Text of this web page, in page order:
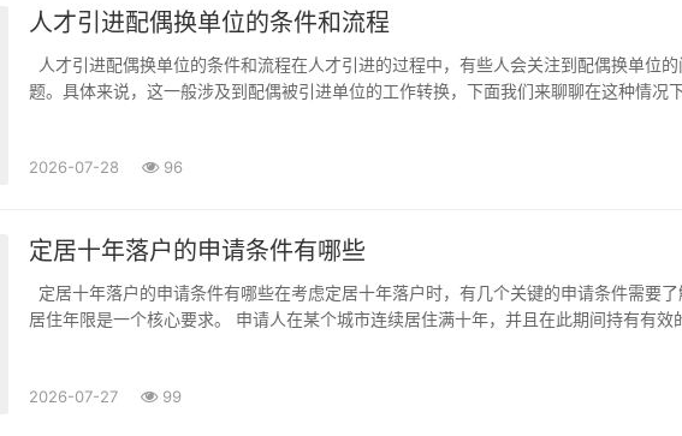
人才引进配偶换单位的条件和流程
题。具体来说，这一般涉及到配偶被引进单位的工作转换，下面我们来聊聊在这种情况
2026-07-28 96
定居十年落户的申请条件有哪些
居住年限是一个核心要求。 申请人在某个城市连续居住满十年，并且在此期间持有有效
2026-07-27 99